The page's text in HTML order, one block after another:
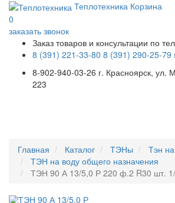
Теплотехника Корзина
0
заказать звонок
Заказ товаров и консультации по
8 (391) 221-33-80 8 (391) 290-25-79
8-902-940-03-26 г. Красноярск, ул.
223
Главная Каталог ТЭНы
Тэн
ТЭН на воду общего назначения
ТЭН 90 А 13/5,0 Р 220 ф.2 R30 шт.